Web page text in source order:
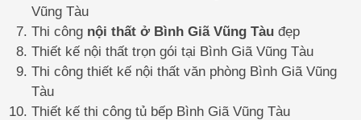
Vũng Tàu
Thi công nội thất ở Bình Giã Vũng Tàuđẹp
Thiết kế nội thất trọn gói tại Bình Giã Vũng Tàu
Thi công thiết kế nội thất văn phòng Bình Giã Vũng
Tàu
Thiết kế thi công tủ bếp Bình Giã Vũng Tàu